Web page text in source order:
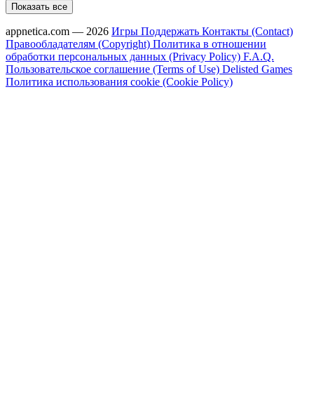
Показать все
appnetica.com — 2026 Игры Поддержать Контакты (Contact)
Правообладателям (Copyright) Политика в отношении
обработки персональных данных (Privacy Policy) F.A.Q.
Пользовательское соглашение (Terms of Use) Delisted Games
Политика использования cookie (Cookie Policy)